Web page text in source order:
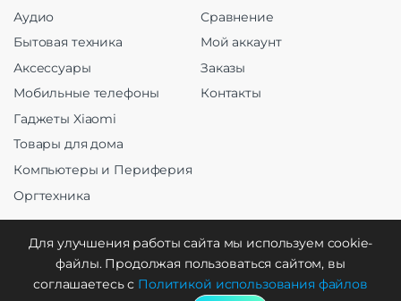
Аудио
Бытовая техника
Аксессуары
Мобильные телефоны
Гаджеты Xiaomi
Товары для дома
Компьютеры и Периферия
Оргтехника
Сравнение
Мой аккаунт
Заказы
Контакты
Создание и продвижение
Для улучшения работы сайта мы используем cookie-
файлы. Продолжая пользоваться сайтом, вы
соглашаетесь с Политикой использования файлов